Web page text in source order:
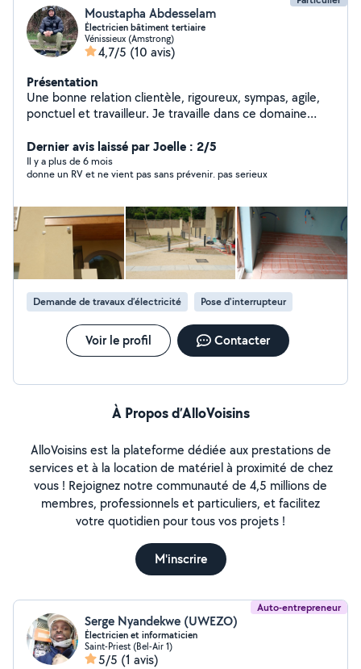
Moustapha Abdesselam
Électricien bâtiment tertiaire
Vénissieux (Amstrong)
4,7/5 (10 avis)
Présentation
Une bonne relation clientèle, rigoureux, sympas, agile,
ponctuel et travailleur. Je travaille dans ce domaine
électrique: Pose d'appareil électrique ( spot, lustre,
interrupteur, prise etc...) Pose et câblage de tableau
électrique. Depannage électrique. Bricolage:
Montage de meuble Pose de plaquette, disque de frein,
et vidange d huile + changement de tout les filtres de
véhicule de catégorie B. Nettoyage de vitres Nettoyage
de voiture ( lifting) Petit travaux de peinture, plomberie,
menuiserie etc...
Dernier avis laissé par Joelle : 2/5
Il y a plus de 6 mois
donne un RV et ne vient pas sans prévenir. pas serieux
Demande de travaux d’électricité Pose d'interrupteur
Voir le profil Contacter
À Propos d’AlloVoisins
AlloVoisins est la plateforme dédiée aux prestations de
services et à la location de matériel à proximité de chez
vous ! Rejoignez notre communauté de 4,5 millions de
membres, professionnels et particuliers, et facilitez
votre quotidien pour tous vos projets !
M'inscrire
Auto-entrepreneur
Serge Nyandekwe (UWEZO)
Électricien et informaticien
Saint-Priest (Bel-Air 1)
5/5 (1 avis)